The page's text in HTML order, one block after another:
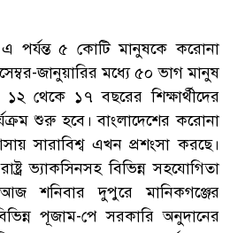
এ পর্যন্ত ৫ কোটি মানুষকে করোনা
জানুয়ারির মধ্যে ৫০ ভাগ মানুষ
থেকে ১৭ বছরের শিক্ষার্থীদের
শুরু হবে। বাংলাদেশের করোনা
সারাবিশ্ব এখন প্রশংসা করছে।
ভ্যাকসিনসহ বিভিন্ন সহযোগিতা
শনিবার দুপুরে মানিকগঞ্জের
পূজাম-পে সরকারি অনুদানের